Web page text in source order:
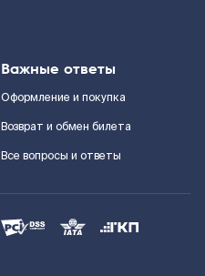
Важные ответы
Оформление и покупка
Возврат и обмен билета
Все вопросы и ответы